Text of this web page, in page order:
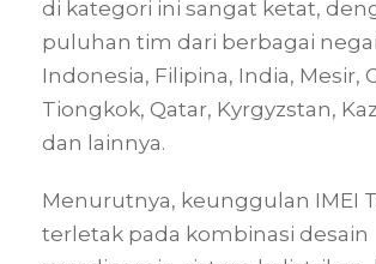
di kategori ini sangat ketat,
puluhan tim dari berbagai
Indonesia, Filipina, India, Mesir,
Tiongkok, Qatar, Kyrgyzstan,
dan lainnya.
Menurutnya, keunggulan IMEI
terletak pada kombinasi desain